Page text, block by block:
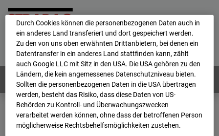
Home E-Mail Impressum
Login
Deutsch / English
Webcams: Alle Länder
Home
Deutschland
BC-114 BV-Ausbau Bonatzbau -Cam2
Archiv
Durch Cookies können die personenbezogenen Daten auch in
ein anderes Land transferiert und dort gespeichert werden.
Zu den von uns oben erwähnten Drittanbietern, bei denen ein
Datentransfer in ein anderes Land stattfinden kann, zählt
auch Google LLC mit Sitz in den USA. Die USA gehören zu den
Ländern, die kein angemessenes Datenschutzniveau bieten.
Sollten die personenbezogenen Daten in die USA übertragen
werden, besteht das Risiko, dass diese Daten von US-
Behörden zu Kontroll- und Überwachungszwecken
verarbeitet werden können, ohne dass der betroffenen Person
möglicherweise Rechtsbehelfsmöglichkeiten zustehen.